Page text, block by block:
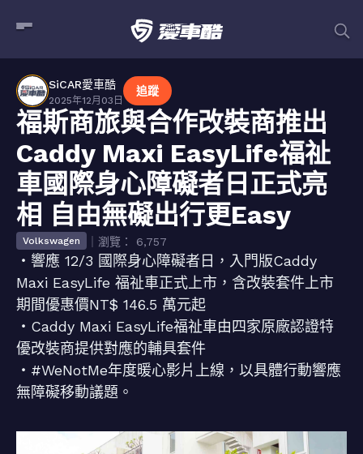
SiCAR愛車酷
2025年12月03日
追蹤
福斯商旅與合作改裝商推出
Caddy Maxi EasyLife福祉
車國際身心障礙者日正式亮
相 自由無礙出行更Easy
Volkswagen ｜瀏覽： 6,757
・響應 12/3 國際身心障礙者日，入門版Caddy
Maxi EasyLife 福祉車正式上市，含改裝套件上市
期間優惠價NT$ 146.5 萬元起
・Caddy Maxi EasyLife福祉車由四家原廠認證特
優改裝商提供對應的輔具套件
・#WeNotMe年度暖心影片上線，以具體行動響應
無障礙移動議題。